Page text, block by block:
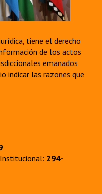
tiene el derecho
de los actos
emanados
indicar las razones que
294-